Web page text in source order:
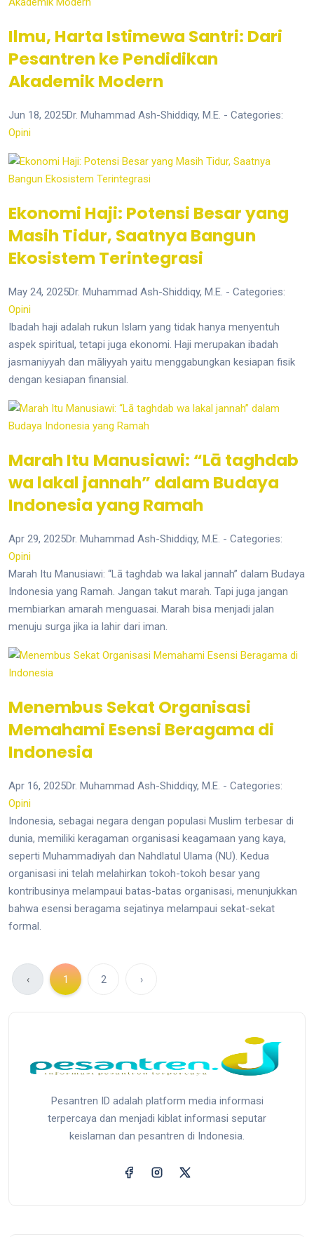
Ilmu, Harta Istimewa Santri: Dari
Pesantren ke Pendidikan
Akademik Modern
Jun 18, 2025Dr. Muhammad Ash-Shiddiqy, M.E. - Categories:
Opini
Ekonomi Haji: Potensi Besar yang
Masih Tidur, Saatnya Bangun
Ekosistem Terintegrasi
May 24, 2025Dr. Muhammad Ash-Shiddiqy, M.E. - Categories:
Opini
Ibadah haji adalah rukun Islam yang tidak hanya menyentuh
aspek spiritual, tetapi juga ekonomi. Haji merupakan ibadah
jasmaniyyah dan māliyyah yaitu menggabungkan kesiapan fisik
dengan kesiapan finansial.
Marah Itu Manusiawi: “Lā taghdab
wa lakal jannah” dalam Budaya
Indonesia yang Ramah
Apr 29, 2025Dr. Muhammad Ash-Shiddiqy, M.E. - Categories:
Opini
Marah Itu Manusiawi: “Lā taghdab wa lakal jannah” dalam Budaya
Indonesia yang Ramah. Jangan takut marah. Tapi juga jangan
membiarkan amarah menguasai. Marah bisa menjadi jalan
menuju surga jika ia lahir dari iman.
Menembus Sekat Organisasi
Memahami Esensi Beragama di
Indonesia
Apr 16, 2025Dr. Muhammad Ash-Shiddiqy, M.E. - Categories:
Opini
Indonesia, sebagai negara dengan populasi Muslim terbesar di
dunia, memiliki keragaman organisasi keagamaan yang kaya,
seperti Muhammadiyah dan Nahdlatul Ulama (NU). Kedua
organisasi ini telah melahirkan tokoh-tokoh besar yang
kontribusinya melampaui batas-batas organisasi, menunjukkan
bahwa esensi beragama sejatinya melampaui sekat-sekat
formal.
‹ 1 2 ›
Pesantren ID adalah platform media informasi
terpercaya dan menjadi kiblat informasi seputar
keislaman dan pesantren di Indonesia.